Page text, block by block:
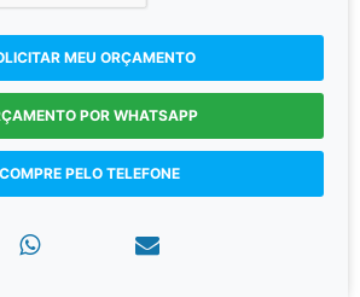
MEU ORÇAMENTO
POR WHATSAPP
COMPRE PELO TELEFONE